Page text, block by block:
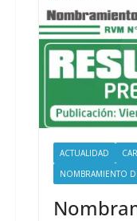
ACTUALIDAD
NOMBRAMIENTO